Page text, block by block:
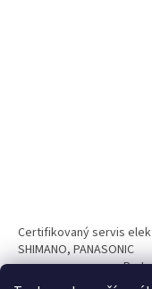
Certifikovaný servis
SHIMANO, PANASONIC